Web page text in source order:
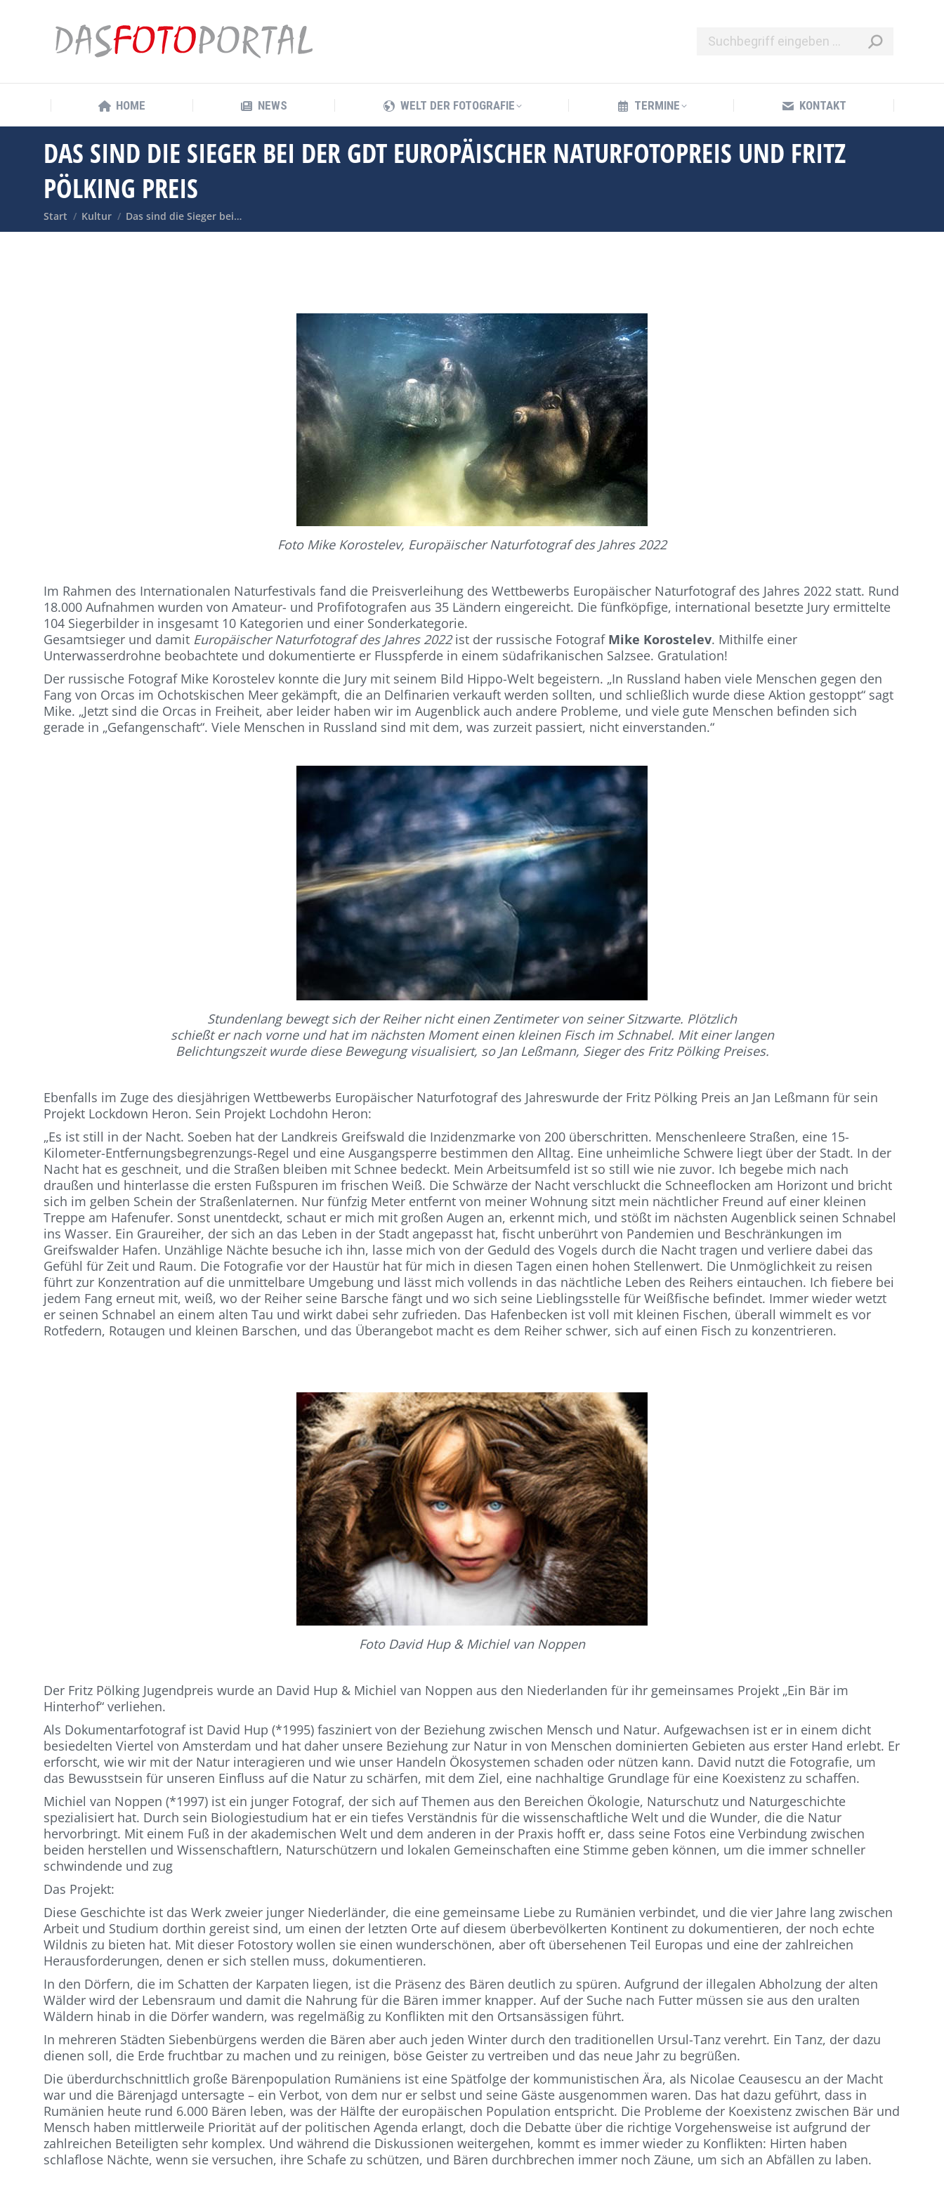
HOME NEWS WELT DER FOTOGRAFIE TERMINE KONTAKT
DAS SIND DIE SIEGER BEI DER GDT EUROPÄISCHER NATURFOTOPREIS UND FRITZ
PÖLKING PREIS
Sie befinden sich hier:
Start Kultur Das sind die Sieger bei…
Foto Mike Korostelev, Europäischer Naturfotograf des Jahres 2022
Im Rahmen des Internationalen Naturfestivals fand die Preisverleihung des Wettbewerbs Europäischer Naturfotograf des Jahres 2022 statt. Rund
18.000 Aufnahmen wurden von Amateur- und Profifotografen aus 35 Ländern eingereicht. Die fünfköpfige, international besetzte Jury ermittelte
104 Siegerbilder in insgesamt 10 Kategorien und einer Sonderkategorie.
Gesamtsieger und damit Europäischer Naturfotograf des Jahres 2022ist der russische Fotograf Mike Korostelev. Mithilfe einer
Unterwasserdrohne beobachtete und dokumentierte er Flusspferde in einem südafrikanischen Salzsee. Gratulation!
Der russische Fotograf Mike Korostelev konnte die Jury mit seinem Bild Hippo-Welt begeistern. „In Russland haben viele Menschen gegen den
Fang von Orcas im Ochotskischen Meer gekämpft, die an Delfinarien verkauft werden sollten, und schließlich wurde diese Aktion gestoppt“ sagt
Mike. „Jetzt sind die Orcas in Freiheit, aber leider haben wir im Augenblick auch andere Probleme, und viele gute Menschen befinden sich
gerade in „Gefangenschaft“. Viele Menschen in Russland sind mit dem, was zurzeit passiert, nicht einverstanden.“
Stundenlang bewegt sich der Reiher nicht einen Zentimeter von seiner Sitzwarte. Plötzlich
schießt er nach vorne und hat im nächsten Moment einen kleinen Fisch im Schnabel. Mit einer langen
Belichtungszeit wurde diese Bewegung visualisiert, so Jan Leßmann, Sieger des Fritz Pölking Preises.
Ebenfalls im Zuge des diesjährigen Wettbewerbs Europäischer Naturfotograf des Jahreswurde der Fritz Pölking Preis an Jan Leßmann für sein
Projekt Lockdown Heron. Sein Projekt Lochdohn Heron:
„Es ist still in der Nacht. Soeben hat der Landkreis Greifswald die Inzidenzmarke von 200 überschritten. Menschenleere Straßen, eine 15-
Kilometer-Entfernungsbegrenzungs-Regel und eine Ausgangsperre bestimmen den Alltag. Eine unheimliche Schwere liegt über der Stadt. In der
Nacht hat es geschneit, und die Straßen bleiben mit Schnee bedeckt. Mein Arbeitsumfeld ist so still wie nie zuvor. Ich begebe mich nach
draußen und hinterlasse die ersten Fußspuren im frischen Weiß. Die Schwärze der Nacht verschluckt die Schneeflocken am Horizont und bricht
sich im gelben Schein der Straßenlaternen. Nur fünfzig Meter entfernt von meiner Wohnung sitzt mein nächtlicher Freund auf einer kleinen
Treppe am Hafenufer. Sonst unentdeckt, schaut er mich mit großen Augen an, erkennt mich, und stößt im nächsten Augenblick seinen Schnabel
ins Wasser. Ein Graureiher, der sich an das Leben in der Stadt angepasst hat, fischt unberührt von Pandemien und Beschränkungen im
Greifswalder Hafen. Unzählige Nächte besuche ich ihn, lasse mich von der Geduld des Vogels durch die Nacht tragen und verliere dabei das
Gefühl für Zeit und Raum. Die Fotografie vor der Haustür hat für mich in diesen Tagen einen hohen Stellenwert. Die Unmöglichkeit zu reisen
führt zur Konzentration auf die unmittelbare Umgebung und lässt mich vollends in das nächtliche Leben des Reihers eintauchen. Ich fiebere bei
jedem Fang erneut mit, weiß, wo der Reiher seine Barsche fängt und wo sich seine Lieblingsstelle für Weißfische befindet. Immer wieder wetzt
er seinen Schnabel an einem alten Tau und wirkt dabei sehr zufrieden. Das Hafenbecken ist voll mit kleinen Fischen, überall wimmelt es vor
Rotfedern, Rotaugen und kleinen Barschen, und das Überangebot macht es dem Reiher schwer, sich auf einen Fisch zu konzentrieren.
Foto David Hup & Michiel van Noppen
Der Fritz Pölking Jugendpreis wurde an David Hup & Michiel van Noppen aus den Niederlanden für ihr gemeinsames Projekt „Ein Bär im
Hinterhof“ verliehen.
Als Dokumentarfotograf ist David Hup (*1995) fasziniert von der Beziehung zwischen Mensch und Natur. Aufgewachsen ist er in einem dicht
besiedelten Viertel von Amsterdam und hat daher unsere Beziehung zur Natur in von Menschen dominierten Gebieten aus erster Hand erlebt. Er
erforscht, wie wir mit der Natur interagieren und wie unser Handeln Ökosystemen schaden oder nützen kann. David nutzt die Fotografie, um
das Bewusstsein für unseren Einfluss auf die Natur zu schärfen, mit dem Ziel, eine nachhaltige Grundlage für eine Koexistenz zu schaffen.
Michiel van Noppen (*1997) ist ein junger Fotograf, der sich auf Themen aus den Bereichen Ökologie, Naturschutz und Naturgeschichte
spezialisiert hat. Durch sein Biologiestudium hat er ein tiefes Verständnis für die wissenschaftliche Welt und die Wunder, die die Natur
hervorbringt. Mit einem Fuß in der akademischen Welt und dem anderen in der Praxis hofft er, dass seine Fotos eine Verbindung zwischen
beiden herstellen und Wissenschaftlern, Naturschützern und lokalen Gemeinschaften eine Stimme geben können, um die immer schneller
schwindende und zug
Das Projekt:
Diese Geschichte ist das Werk zweier junger Niederländer, die eine gemeinsame Liebe zu Rumänien verbindet, und die vier Jahre lang zwischen
Arbeit und Studium dorthin gereist sind, um einen der letzten Orte auf diesem überbevölkerten Kontinent zu dokumentieren, der noch echte
Wildnis zu bieten hat. Mit dieser Fotostory wollen sie einen wunderschönen, aber oft übersehenen Teil Europas und eine der zahlreichen
Herausforderungen, denen er sich stellen muss, dokumentieren.
In den Dörfern, die im Schatten der Karpaten liegen, ist die Präsenz des Bären deutlich zu spüren. Aufgrund der illegalen Abholzung der alten
Wälder wird der Lebensraum und damit die Nahrung für die Bären immer knapper. Auf der Suche nach Futter müssen sie aus den uralten
Wäldern hinab in die Dörfer wandern, was regelmäßig zu Konflikten mit den Ortsansässigen führt.
In mehreren Städten Siebenbürgens werden die Bären aber auch jeden Winter durch den traditionellen Ursul-Tanz verehrt. Ein Tanz, der dazu
dienen soll, die Erde fruchtbar zu machen und zu reinigen, böse Geister zu vertreiben und das neue Jahr zu begrüßen.
Die überdurchschnittlich große Bärenpopulation Rumäniens ist eine Spätfolge der kommunistischen Ära, als Nicolae Ceausescu an der Macht
war und die Bärenjagd untersagte – ein Verbot, von dem nur er selbst und seine Gäste ausgenommen waren. Das hat dazu geführt, dass in
Rumänien heute rund 6.000 Bären leben, was der Hälfte der europäischen Population entspricht. Die Probleme der Koexistenz zwischen Bär und
Mensch haben mittlerweile Priorität auf der politischen Agenda erlangt, doch die Debatte über die richtige Vorgehensweise ist aufgrund der
zahlreichen Beteiligten sehr komplex. Und während die Diskussionen weitergehen, kommt es immer wieder zu Konflikten: Hirten haben
schlaflose Nächte, wenn sie versuchen, ihre Schafe zu schützen, und Bären durchbrechen immer noch Zäune, um sich an Abfällen zu laben.
HOME NEWS